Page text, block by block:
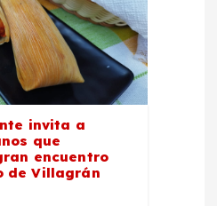
invita a
que
encuentro
de Villagrán